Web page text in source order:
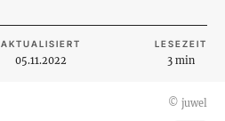
AKTUALISIERT
05.11.2022
LESEZEIT
3 min
© juwel